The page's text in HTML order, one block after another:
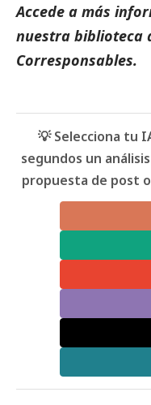
Accede a más
nuestra biblioteca
Corresponsables.
💡 Selecciona tu
segundos un
propuesta de post